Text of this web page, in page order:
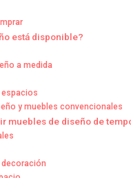
está disponible?
a medida
espacios
y muebles convencionales
muebles de diseño de